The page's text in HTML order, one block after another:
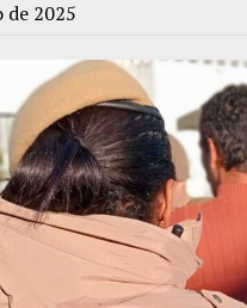
de 2025